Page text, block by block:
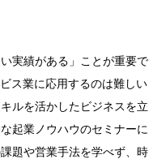
実績がある」ことが重要で
ス業に応用するのは難しい
ルを活かしたビジネスを立
起業ノウハウのセミナーに
題や営業手法を学べず、時